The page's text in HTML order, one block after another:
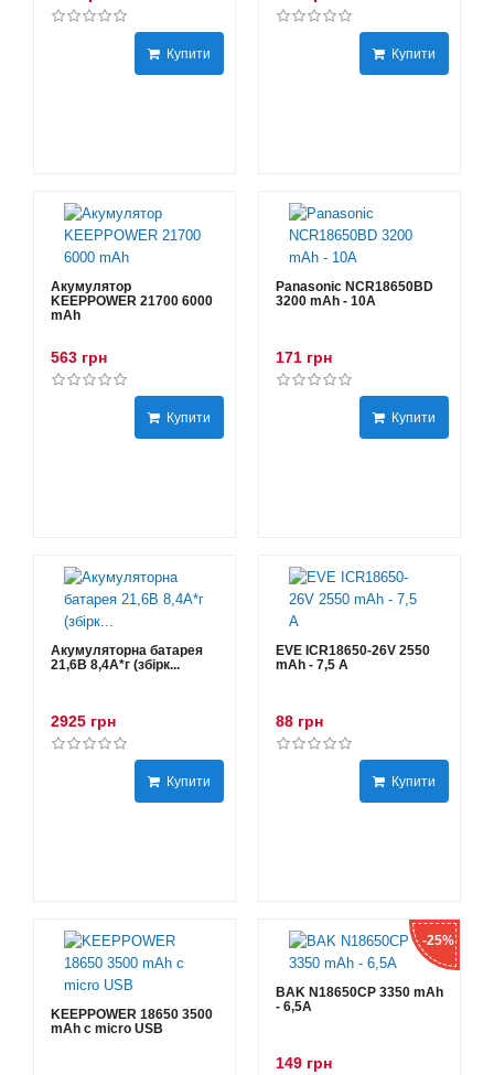
Купити Купити
Акумулятор
KEEPPOWER 21700 6000
mAh
563 грн
Купити
Panasonic NCR18650BD
3200 mAh - 10А
171 грн
Купити
Акумуляторна батарея
21,6В 8,4A*г (збірк...
2925 грн
Купити
EVE ICR18650-26V 2550
mAh - 7,5 А
88 грн
Купити
KEEPPOWER 18650 3500
mAh с micro USB
-25%
BAK N18650CP 3350 mAh
- 6,5А
149 грн